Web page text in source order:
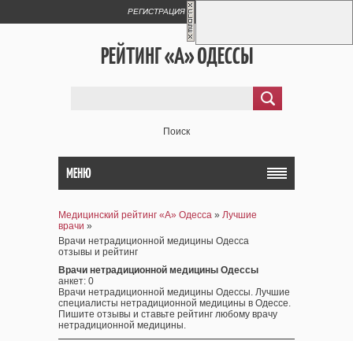
РЕГИСТРАЦИЯ
РЕЙТИНГ «А» ОДЕССЫ
Поиск
МЕНЮ
Медицинский рейтинг «А» Одесса » Лучшие
врачи »
Врачи нетрадиционной медицины Одесса
отзывы и рейтинг
Врачи нетрадиционной медицины Одессы
анкет: 0
Врачи нетрадиционной медицины Одессы. Лучшие
специалисты нетрадиционной медицины в Одессе.
Пишите отзывы и ставьте рейтинг любому врачу
нетрадиционной медицины.